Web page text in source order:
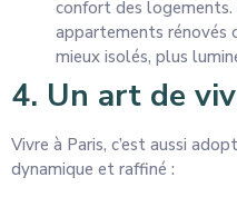
confort des logements.
appartements rénovés
mieux isolés, plus
4. Un art de
Vivre à Paris, c’est aussi
dynamique et raffiné :